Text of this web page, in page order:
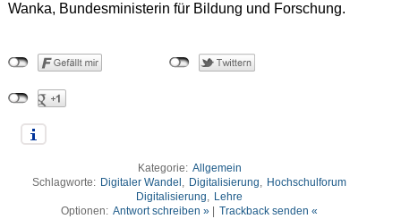
Wanka, Bundesministerin für Bildung und Forschung.
Kategorie: Allgemein
Schlagworte: Digitaler Wandel , Digitalisierung, Hochschulforum
Digitalisierung, Lehre
Optionen: Antwort schreiben » Trackback senden «